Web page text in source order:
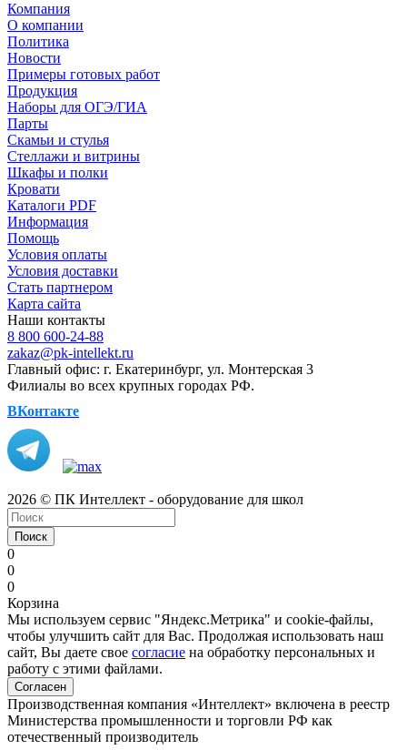
Компания
О компании
Политика
Новости
Примеры готовых работ
Продукция
Наборы для ОГЭ/ГИА
Парты
Скамьи и стулья
Стеллажи и витрины
Шкафы и полки
Кровати
Каталоги PDF
Информация
Помощь
Условия оплаты
Условия доставки
Стать партнером
Карта сайта
Наши контакты
8 800 600-24-88
zakaz@pk-intellekt.ru
Главный офис: г. Екатеринбург, ул. Монтерская 3
Филиалы во всех крупных городах РФ.
ВКонтакте
2026 © ПК Интеллект - оборудование для школ
Поиск
0
0
0
Корзина
Мы используем сервис "Яндекс.Метрика" и cookie-файлы,
чтобы улучшить сайт для Вас. Продолжая использовать наш
сайт, Вы даете свое согласие на обработку персональных и
работу с этими файлами.
Согласен
Производственная компания «Интеллект» включена в реестр
Министерства промышленности и торговли РФ как
отечественный производитель